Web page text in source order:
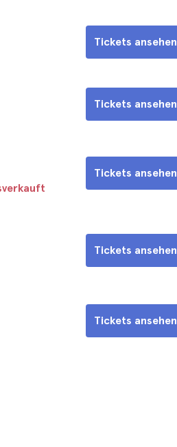
Tickets ansehen
Tickets ansehen
Tickets ansehen
Tickets ansehen
Tickets ansehen